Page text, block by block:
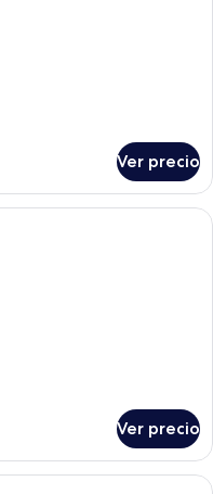
Ver precio
Ver precio